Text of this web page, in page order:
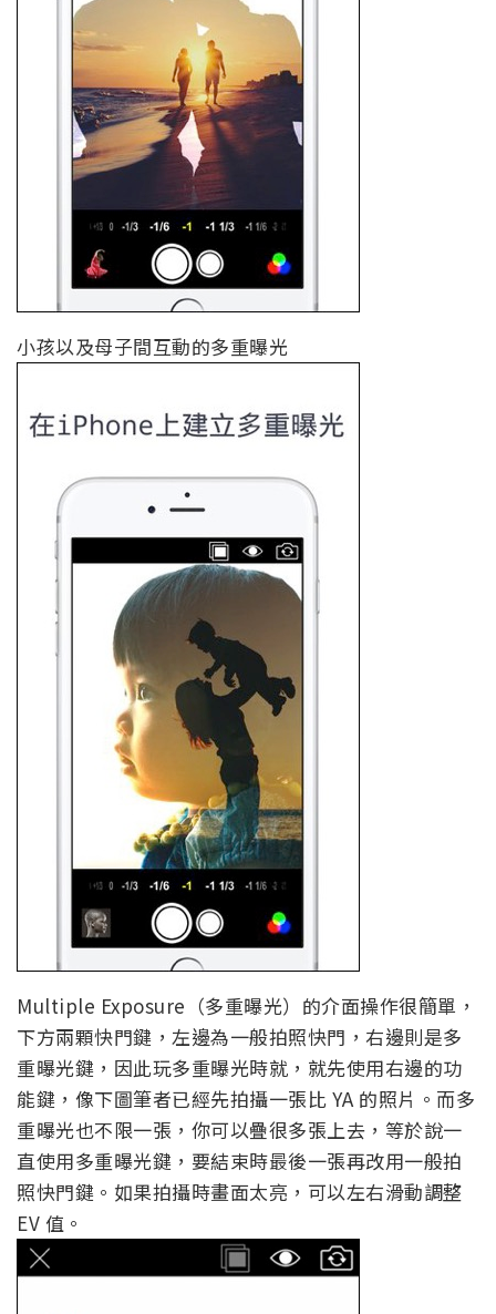
小孩以及母子間互動的多重曝光
Multiple Exposure（多重曝光）的介面操作很簡單，
下方兩顆快門鍵，左邊為一般拍照快門，右邊則是多
重曝光鍵，因此玩多重曝光時就，就先使用右邊的功
能鍵，像下圖筆者已經先拍攝一張比 YA 的照片。而多
重曝光也不限一張，你可以疊很多張上去，等於說一
直使用多重曝光鍵，要結束時最後一張再改用一般拍
照快門鍵。如果拍攝時畫面太亮，可以左右滑動調整
EV 值。